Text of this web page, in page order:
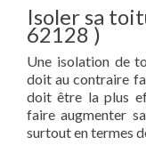
Isoler sa
62128 )
Une isolation de
doit au contraire
doit être la plus
faire augmenter
surtout en termes